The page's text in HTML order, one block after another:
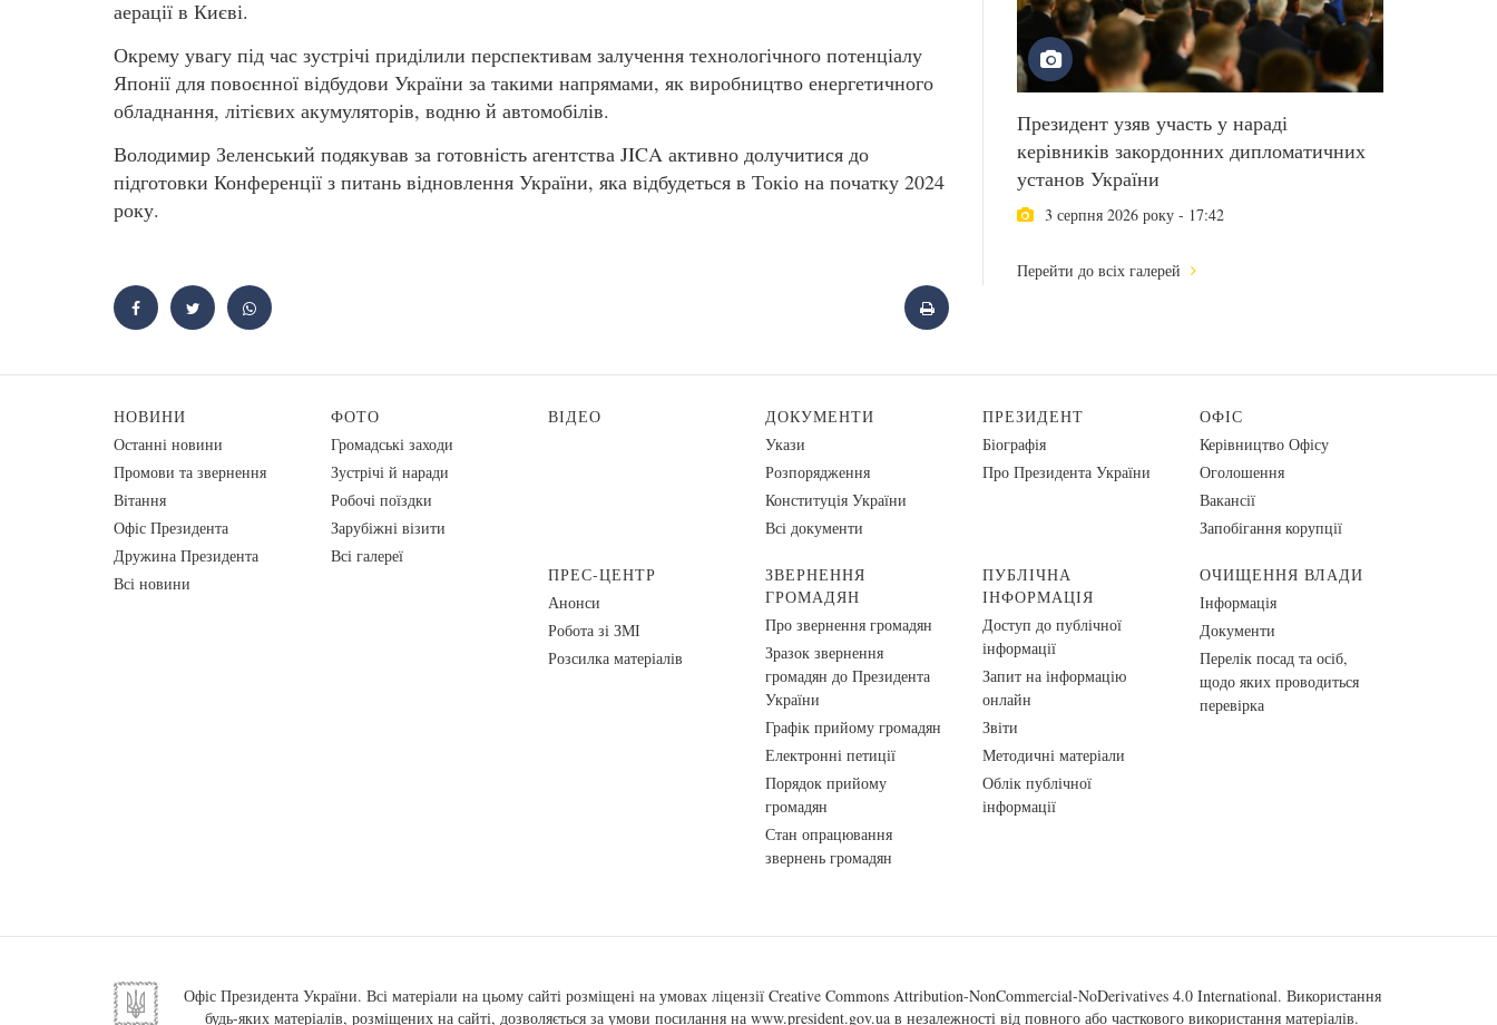
Президент узяв участь у нараді
керівників закордонних дипломатичних
установ України
3 серпня 2026 року - 17:42
Перейти до всіх галерей
аерації в Києві.
Окрему увагу під час зустрічі приділили перспективам залучення технологічного потенціалу
Японії для повоєнної відбудови України за такими напрямами, як виробництво енергетичного
обладнання, літієвих акумуляторів, водню й автомобілів.
Володимир Зеленський подякував за готовність агентства JICA активно долучитися до
підготовки Конференції з питань відновлення України, яка відбудеться в Токіо на початку 2024
року.
НОВИНИ
Останні новини
Промови та звернення
Вiтання
Офіс Президента
Дружина Президента
Всі новини
ФОТО
Громадські заходи
Зустрічі й наради
Робочі поїздки
Зарубіжні візити
Всі галереї
ВІДЕО
ДОКУМЕНТИ
Укази
Розпорядження
Конституція України
Всі документи
ПРЕЗИДЕНТ
Біографія
Про Президента України
ОФІС
Керівництво Офісу
Оголошення
Вакансії
Запобігання корупції
ПРЕС-ЦЕНТР
Анонси
Робота зі ЗМІ
Розсилка матеріалів
ЗВЕРНЕННЯ
ГРОМАДЯН
Про звернення громадян
Зразок звернення
громадян до Президента
України
Графік прийому громадян
Електронні петиції
Порядок прийому
громадян
Стан опрацювання
звернень громадян
ПУБЛІЧНА
ІНФОРМАЦІЯ
Доступ до публічної
інформації
Запит на інформацію
онлайн
Звіти
Методичні матеріали
Облік публічної
інформації
ОЧИЩЕННЯ ВЛАДИ
Інформація
Документи
Перелік посад та осіб,
щодо яких проводиться
перевірка
Офіс Президента України. Всі матеріали на цьому сайті розміщені на умовах ліцензії Creative Commons Attribution-NonCommercial-NoDerivatives 4.0 International. Використання
будь-яких матеріалів, розміщених на сайті, дозволяється за умови посилання на www.president.gov.ua в незалежності від повного або часткового використання матеріалів.